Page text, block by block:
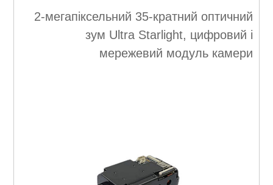
2-мегапіксельний 35-кратний оптичний
зум Ultra Starlight, цифровий і
мережевий модуль камери